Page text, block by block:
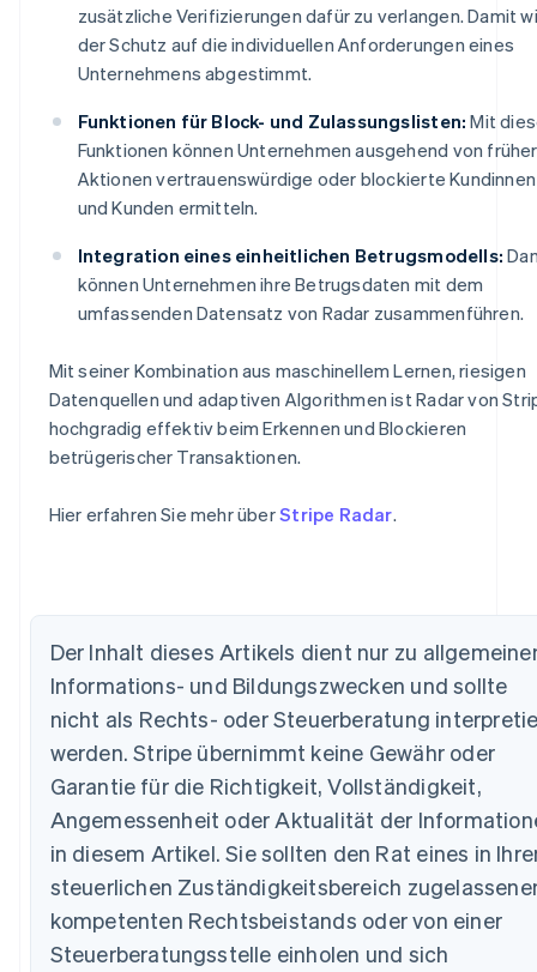
zusätzliche Verifizierungen dafür zu verlangen. Damit
der Schutz auf die individuellen Anforderungen eines
Unternehmens abgestimmt.
Funktionen für Block- und Zulassungslisten: Mit
Funktionen können Unternehmen ausgehend von
Aktionen vertrauenswürdige oder blockierte Kundinnen
und Kunden ermitteln.
Integration eines einheitlichen Betrugsmodells:
können Unternehmen ihre Betrugsdaten mit dem
umfassenden Datensatz von Radar zusammenführen.
Mit seiner Kombination aus maschinellem Lernen, riesigen
Datenquellen und adaptiven Algorithmen ist Radar von
hochgradig effektiv beim Erkennen und Blockieren
betrügerischer Transaktionen.
Hier erfahren Sie mehr überStripe Radar.
Der Inhalt dieses Artikels dient nur zu
Informations- und Bildungszwecken und sollte
nicht als Rechts- oder Steuerberatung
werden. Stripe übernimmt keine Gewähr oder
Garantie für die Richtigkeit, Vollständigkeit,
Angemessenheit oder Aktualität der
in diesem Artikel. Sie sollten den Rat eines in
steuerlichen Zuständigkeitsbereich
kompetenten Rechtsbeistands oder von einer
Steuerberatungsstelle einholen und sich
Australien
Belgien
NederlandsFrançaisDeutschEnglish
Brasilien
PortuguêsEnglish
Bulgarien
English
English
Deutschland
Deutsch English